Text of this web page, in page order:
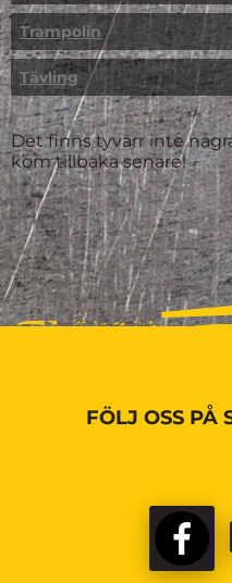
Trampolin
Tävling
Det finns tyvärr inte
kom tillbaka senare!
FÖLJ OSS PÅ